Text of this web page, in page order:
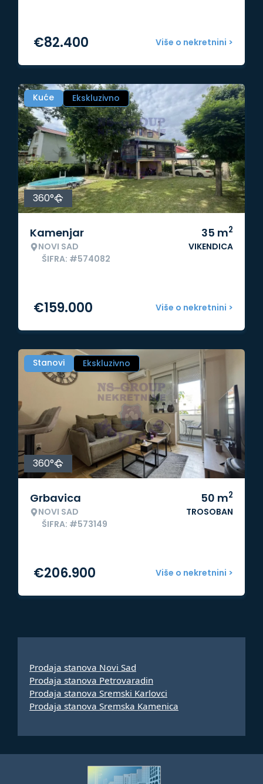
Više o nekretnini >
€82.400
Kuće Ekskluzivno
360°
Kamenjar
NOVI SAD
ŠIFRA: #574082
35 m2
VIKENDICA
Više o nekretnini >
€159.000
Stanovi Ekskluzivno
360°
Grbavica
NOVI SAD
ŠIFRA: #573149
50 m2
TROSOBAN
Više o nekretnini >
€206.900
Prodaja stanova Novi Sad
Prodaja stanova Petrovaradin
Prodaja stanova Sremski Karlovci
Prodaja stanova Sremska Kamenica